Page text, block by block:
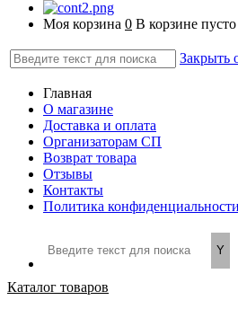
Моя корзина 0 В корзине пусто
Закрыть
Главная
О магазине
Доставка и оплата
Организаторам СП
Возврат товара
Отзывы
Контакты
Политика конфиденциальности
Каталог товаров